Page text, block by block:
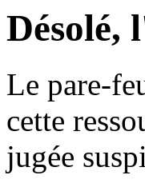
Désolé,
Le pare-
cette
jugée